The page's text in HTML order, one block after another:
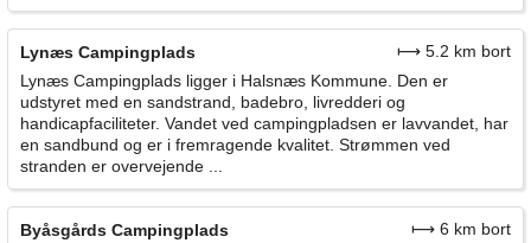
Lynæs Campingplads
⟼ 5.2 km bort
Lynæs Campingplads ligger i Halsnæs Kommune. Den er
udstyret med en sandstrand, badebro, livredderi og
handicapfaciliteter. Vandet ved campingpladsen er lavvandet, har
en sandbund og er i fremragende kvalitet. Strømmen ved
stranden er overvejende ...
Byåsgårds Campingplads
⟼ 6 km bort